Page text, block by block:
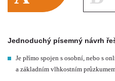
Jednoduchý písemný návrh
Je přímo spojen s osobní, nebo s
a základním vlhkostním